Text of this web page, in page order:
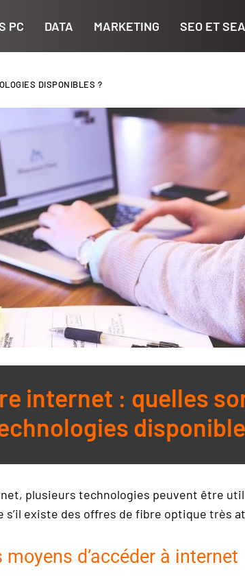
PC DATA MARKETING SEO ET SEA
DISPONIBLES ?
internet : quelles
plusieurs technologies peuvent être
s’il existe des offres de fibre optique très
d’accéder à internet